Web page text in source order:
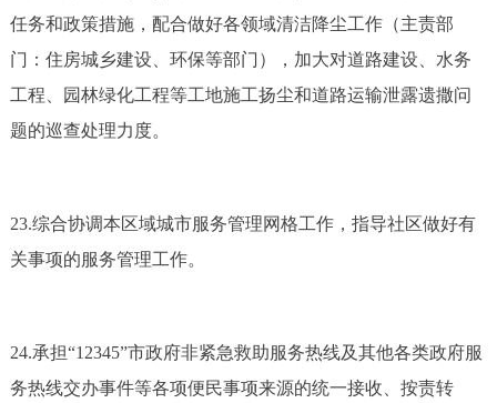
任务和政策措施，配合做好各领域清洁降尘工作（主责部
门：住房城乡建设、环保等部门），加大对道路建设、水务
工程、园林绿化工程等工地施工扬尘和道路运输泄露遗撒问
题的巡查处理力度。
23.综合协调本区域城市服务管理网格工作，指导社区做好有
关事项的服务管理工作。
24.承担“12345”市政府非紧急救助服务热线及其他各类政府服
务热线交办事件等各项便民事项来源的统一接收、按责转